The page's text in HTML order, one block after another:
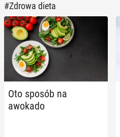
#Zdrowa dieta
Oto sposób na
awokado